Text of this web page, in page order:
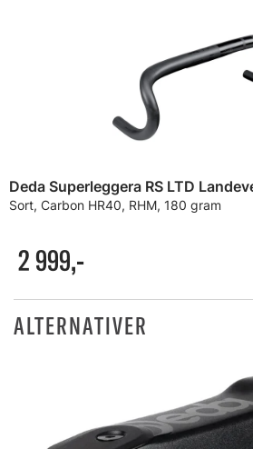
Deda Superleggera RS LTD
Sort, Carbon HR40, RHM, 180 gram
2 999,-
ALTERNATIVER